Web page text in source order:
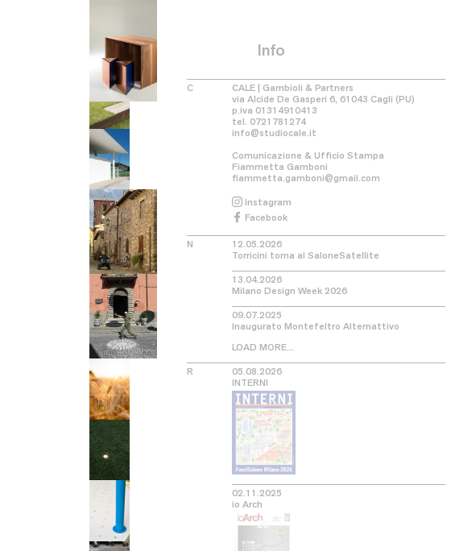
Info
C
CALE | Gambioli & Partners
via Alcide De Gasperi 6, 61043 Cagli (PU)
p.iva 01314910413
tel. 0721781274
info@studiocale.it
Comunicazione & Ufficio Stampa
Fiammetta Gamboni
fiammetta.gamboni@gmail.com
Instagram
Facebook
N
12.05.2026
Torricini torna al SaloneSatellite
13.04.2026
Milano Design Week 2026
09.07.2025
​​Inaugurato Montefeltro Alternattivo
LOAD MORE...
R
05.08.2026
INTERNI
02.11.2025
io Arch